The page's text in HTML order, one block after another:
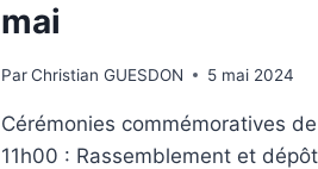
mai
Par Christian GUESDON 5 mai 2024
Cérémonies commémoratives
11h00 : Rassemblement et dépôt